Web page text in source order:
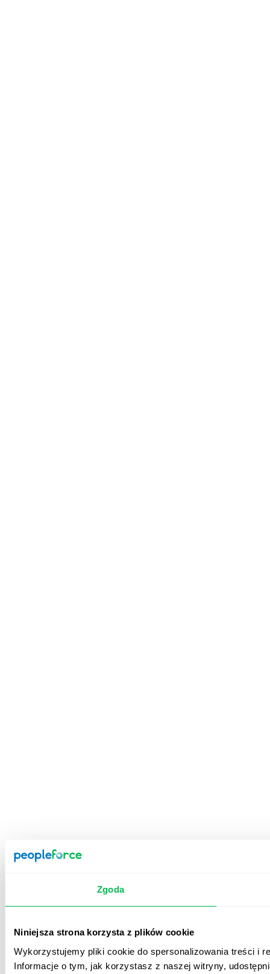
Zgoda
Niniejsza strona korzysta z plików cookie
Wykorzystujemy pliki cookie do spersonalizowania treści i
Informacje o tym, jak korzystasz z naszej witryny,